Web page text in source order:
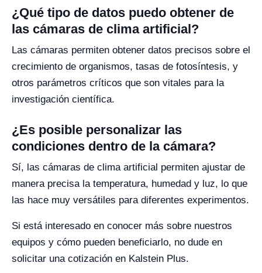
¿Qué tipo de datos puedo obtener de
las cámaras de clima artificial?
Las cámaras permiten obtener datos precisos sobre el
crecimiento de organismos, tasas de fotosíntesis, y
otros parámetros críticos que son vitales para la
investigación científica.
¿Es posible personalizar las
condiciones dentro de la cámara?
Sí, las cámaras de clima artificial permiten ajustar de
manera precisa la temperatura, humedad y luz, lo que
las hace muy versátiles para diferentes experimentos.
Si está interesado en conocer más sobre nuestros
equipos y cómo pueden beneficiarlo, no dude en
solicitar una cotización en Kalstein Plus.